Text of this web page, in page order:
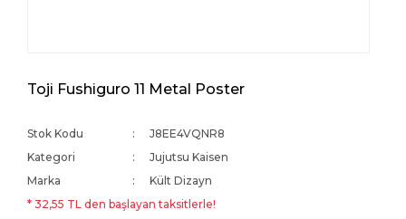
Toji Fushiguro 11 Metal Poster
Stok Kodu
J8EE4VQNR8
Kategori
Jujutsu Kaisen
Marka
Kült Dizayn
* 32,55 TL den başlayan taksitlerle!